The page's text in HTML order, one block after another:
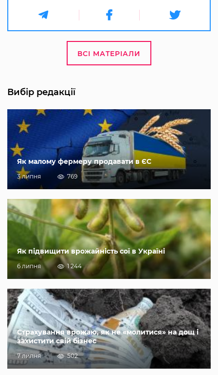
ВСІ МАТЕРІАЛИ
Вибір редакції
Як малому фермеру продавати в ЄС
3 липня 769
Як підвищити врожайність сої в Україні
6 липня 1 244
Страхування врожаю, як не «молитися» на дощ і
захистити свій бізнес
7 липня 502